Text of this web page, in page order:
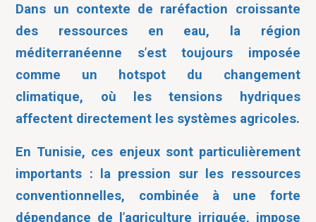
Dans un contexte de raréfaction croissante
des ressources en eau, la région
méditerranéenne s’est toujours imposée
comme un hotspot du changement
climatique, où les tensions hydriques
affectent directement les systèmes agricoles.
En Tunisie, ces enjeux sont particulièrement
importants : la pression sur les ressources
conventionnelles, combinée à une forte
dépendance de l’agriculture irriguée, impose